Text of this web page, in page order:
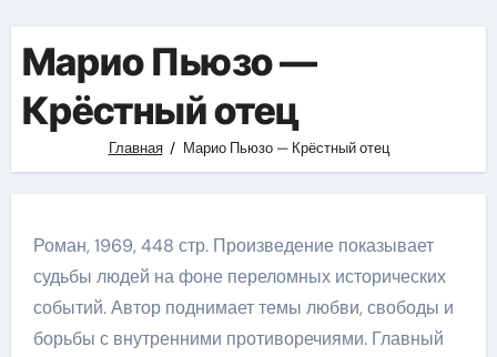
Марио Пьюзо —
Крёстный отец
Главная Марио Пьюзо — Крёстный отец
Роман, 1969, 448 стр. Произведение показывает
судьбы людей на фоне переломных исторических
событий. Автор поднимает темы любви, свободы и
борьбы с внутренними противоречиями. Главный